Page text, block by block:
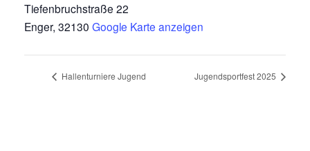
Tiefenbruchstraße 22
Enger, 32130 Google Karte anzeigen
Hallenturniere Jugend Jugendsportfest 2025